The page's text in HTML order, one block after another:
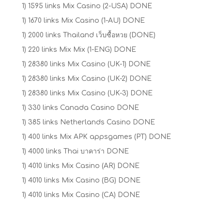
1) 1595 links Mix Casino (2-USA) DONE
1) 1670 links Mix Casino (1-AU) DONE
1) 2000 links Thailand เว็บซื้อหวย (DONE)
1) 220 links Mix Mix (1-ENG) DONE
1) 28380 links Mix Casino (UK-1) DONE
1) 28380 links Mix Casino (UK-2) DONE
1) 28380 links Mix Casino (UK-3) DONE
1) 330 links Canada Casino DONE
1) 385 links Netherlands Casino DONE
1) 400 links Mix APK appsgames (PT) DONE
1) 4000 links Thai บาคาร่า DONE
1) 4010 links Mix Casino (AR) DONE
1) 4010 links Mix Casino (BG) DONE
1) 4010 links Mix Casino (CA) DONE